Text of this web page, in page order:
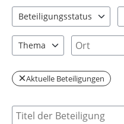
Beteiligungsstatus
Thema
Ort
Aktuelle Beteiligungen
Suche nach Beteiligung